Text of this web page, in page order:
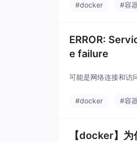
#docker #容
ERROR:
e failure
可能是网络连接和访
#docker #容
【docker】